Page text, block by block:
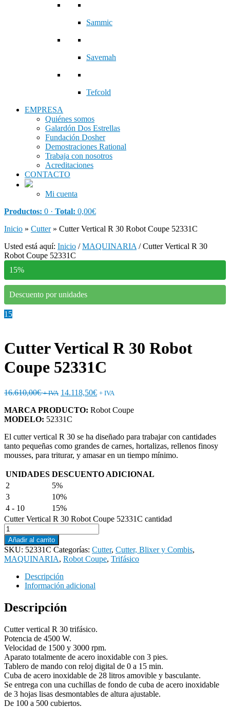
Sammic
Savemah
Tefcold
EMPRESA
Quiénes somos
Galardón Dos Estrellas
Fundación Dosher
Demostraciones Rational
Trabaja con nosotros
Acreditaciones
CONTACTO
Mi cuenta
Productos: 0 · Total: 0,00€
Inicio » Cutter» Cutter Vertical R 30 Robot Coupe 52331C
Usted está aquí: Inicio / MAQUINARIA /Cutter Vertical R 30
Robot Coupe 52331C
15%
Descuento por unidades
15
Cutter Vertical R 30 Robot
Coupe 52331C
16.610,00€ + IVA 14.118,50€ + IVA
MARCA PRODUCTO: Robot Coupe
MODELO: 52331C
El cutter vertical R 30 se ha diseñado para trabajar con cantidades
tanto pequeñas como grandes de carnes, hortalizas, rellenos finosy
mousses, para triturar, y amasar en un tiempo mínimo.
UNIDADES DESCUENTO ADICIONAL
2
5%
3
10%
4 - 10
15%
Cutter Vertical R 30 Robot Coupe 52331C cantidad
Añadir al carrito
SKU: 52331C Categorías: Cutter, Cutter, Blixer y Combis,
MAQUINARIA, Robot Coupe, Trifásico
Descripción
Información adicional
Descripción
Cutter vertical R 30 trifásico.
Potencia de 4500 W.
Velocidad de 1500 y 3000 rpm.
Aparato totalmente de acero inoxidable con 3 pies.
Tablero de mando con reloj digital de 0 a 15 min.
Cuba de acero inoxidable de 28 litros amovible y basculante.
Se entrega con una cuchillas de fondo de cuba de acero inoxidable
de 3 hojas lisas desmontables de altura ajustable.
De 100 a 500 cubiertos.